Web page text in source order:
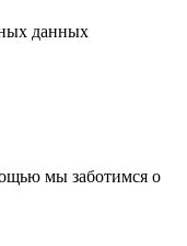
данных
мы заботимся о